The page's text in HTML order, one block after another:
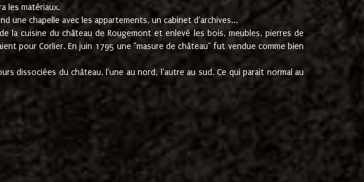
les matériaux.
une chapelle avec les appartements, un cabinet d'archives...
la cuisine du château de Rougemont et enlevé les bois, meubles, pierres de
pour Corlier. En juin 1795 une "masure de château" fut vendue comme bien
dissociées du château, l'une au nord, l'autre au sud. Ce qui parait normal au